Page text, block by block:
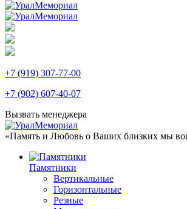
+7 (919) 307-77-00
+7 (902) 607-40-07
Вызвать менеджера
«Память и Любовь о Ваших близких мы
Памятники
Вертикальные
Горизонтальные
Резные